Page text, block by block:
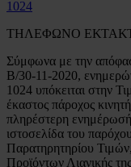
1024
ΤΗΛΕΦΩΝΟ
Σύμφωνα με την
Β/30-11-2020,
1024 υπόκειται στην
έκαστος πάροχος
πληρέστερη
ιστοσελίδα του
Παρατηρητηρίου
Προϊόντων Λιανικής